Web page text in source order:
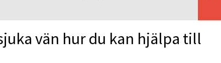
vän hur du kan hjälpa till